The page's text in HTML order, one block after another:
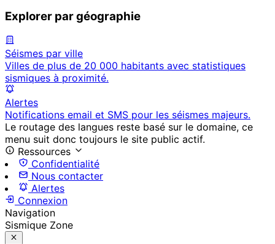
Explorer par géographie
Séismes par ville
Villes de plus de 20 000 habitants avec statistiques
sismiques à proximité.
Alertes
Notifications email et SMS pour les séismes majeurs.
Le routage des langues reste basé sur le domaine, ce
menu suit donc toujours le site public actif.
Ressources
Confidentialité
Nous contacter
Alertes
Connexion
Navigation
Sismique Zone